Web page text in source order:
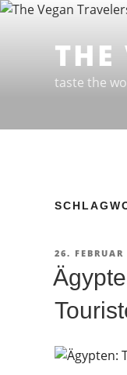
Zum
THE
taste the
AM
26. FEBRUAR